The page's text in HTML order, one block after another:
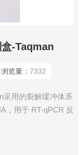
-Taqman
浏览量： 7332
采用的裂解缓冲体系
，用于 RT-qPCR 反
Direct RT Mix 、
有效的实时定量